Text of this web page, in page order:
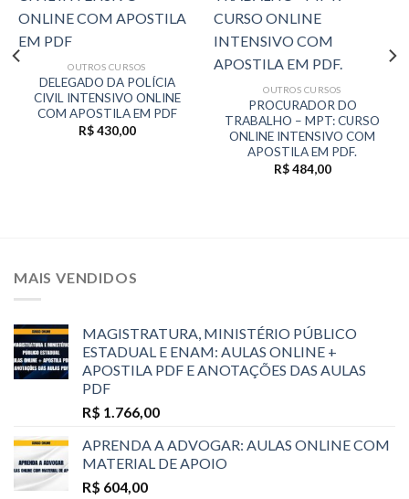
OUTROS CURSOS
DELEGADO DA POLÍCIA
CIVIL INTENSIVO ONLINE
COM APOSTILA EM PDF
R$430,00
OUTROS CURSOS
PROCURADOR DO
TRABALHO – MPT: CURSO
ONLINE INTENSIVO COM
APOSTILA EM PDF.
R$484,00
MAIS VENDIDOS
MAGISTRATURA, MINISTÉRIO PÚBLICO
ESTADUAL E ENAM: AULAS ONLINE +
APOSTILA PDF E ANOTAÇÕES DAS AULAS
PDF
R$ 1.766,00
APRENDA A ADVOGAR: AULAS ONLINE COM
MATERIAL DE APOIO
R$ 604,00